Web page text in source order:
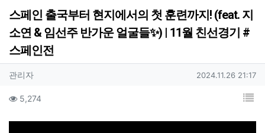
스페인 출국부터 현지에서의 첫 훈련까지! (feat. 지
소연 & 임선주 반가운 얼굴들✨) | 11월 친선경기 #
스페인전
작성자 정보
관리자작성 작성일
2024.11.26 21:17
컨텐츠 정보
5,274 목